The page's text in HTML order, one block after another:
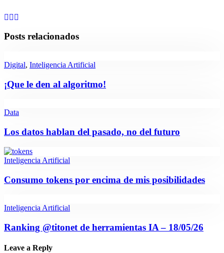
Posts relacionados
Digital, Inteligencia Artificial
¡Que le den al algoritmo!
Data
Los datos hablan del pasado, no del futuro
Inteligencia Artificial
Consumo tokens por encima de mis posibilidades
Inteligencia Artificial
Ranking @titonet de herramientas IA – 18/05/26
Leave a Reply